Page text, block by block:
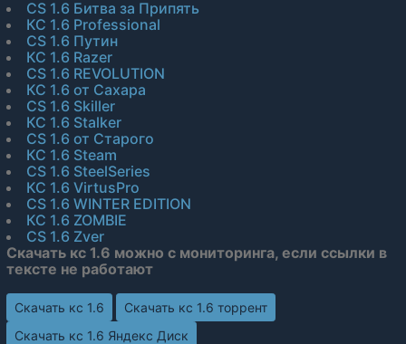
CS 1.6 Битва за Припять
КС 1.6 Professional
CS 1.6 Путин
КС 1.6 Razer
CS 1.6 REVOLUTION
КС 1.6 от Сахара
CS 1.6 Skiller
КС 1.6 Stalker
CS 1.6 от Старого
КС 1.6 Steam
CS 1.6 SteelSeries
КС 1.6 VirtusPro
CS 1.6 WINTER EDITION
КС 1.6 ZOMBIE
CS 1.6 Zver
Скачать кс 1.6 можно с мониторинга, если ссылки в
тексте не работают
Скачать кс 1.6
Скачать кс 1.6 торрент
Скачать кс 1.6 Яндекс Диск